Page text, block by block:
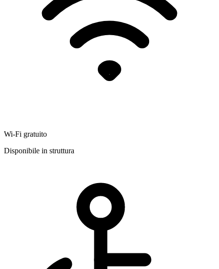
Wi-Fi gratuito
Disponibile in struttura